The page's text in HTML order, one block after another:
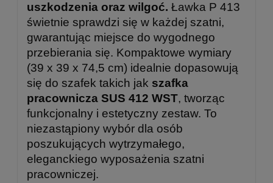
uszkodzenia oraz wilgoć. Ławka P 413
świetnie sprawdzi się w każdej szatni,
gwarantując miejsce do wygodnego
przebierania się. Kompaktowe wymiary
(39 x 39 x 74,5 cm) idealnie dopasowują
się do szafek takich jak szafka
pracownicza SUS 412 WST, tworząc
funkcjonalny i estetyczny zestaw. To
niezastąpiony wybór dla osób
poszukujących wytrzymałego,
eleganckiego wyposażenia szatni
pracowniczej.